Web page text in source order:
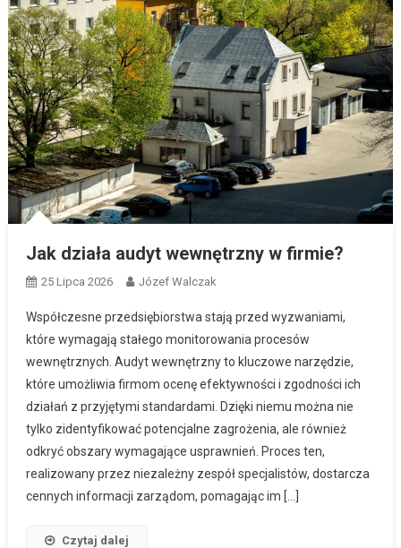
Jak działa audyt wewnętrzny w firmie?
25 Lipca 2026 Józef Walczak
Współczesne przedsiębiorstwa stają przed wyzwaniami,
które wymagają stałego monitorowania procesów
wewnętrznych. Audyt wewnętrzny to kluczowe narzędzie,
które umożliwia firmom ocenę efektywności i zgodności ich
działań z przyjętymi standardami. Dzięki niemu można nie
tylko zidentyfikować potencjalne zagrożenia, ale również
odkryć obszary wymagające usprawnień. Proces ten,
realizowany przez niezależny zespół specjalistów, dostarcza
cennych informacji zarządom, pomagając im […]
Czytaj dalej